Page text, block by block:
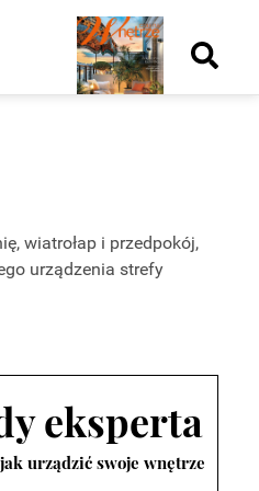
Nowy
numer
numer
Wydanie papierowe
numer
Wydanie cyfrowe
wiatrołap i przedpokój,
urządzenia strefy
eksperta
urządzić swoje wnętrze